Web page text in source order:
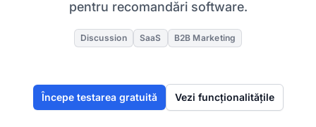
pentru recomandări software.
Discussion SaaS B2B Marketing
Începe testarea gratuită Vezi funcționalitățile